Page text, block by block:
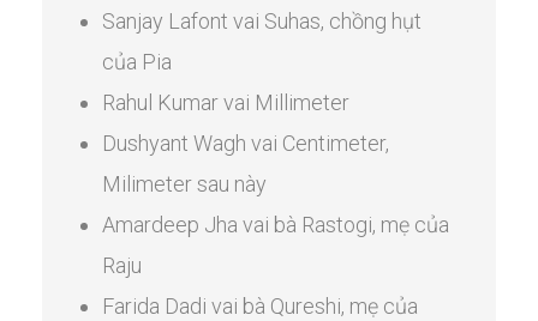
Sanjay Lafont vai Suhas, chồng hụt
của Pia
Rahul Kumar vai Millimeter
Dushyant Wagh vai Centimeter,
Milimeter sau này
Amardeep Jha vai bà Rastogi, mẹ của
Raju
Farida Dadi vai bà Qureshi, mẹ của